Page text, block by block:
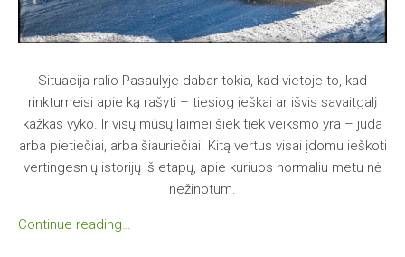
Situacija ralio Pasaulyje dabar tokia, kad vietoje to, kad
rinktumeisi apie ką rašyti – tiesiog ieškai ar išvis savaitgalį
kažkas vyko. Ir visų mūsų laimei šiek tiek veiksmo yra – juda
arba pietiečiai, arba šiauriečiai. Kitą vertus visai įdomu ieškoti
vertingesnių istorijų iš etapų, apie kuriuos normaliu metu nė
nežinotum.
Continue reading…